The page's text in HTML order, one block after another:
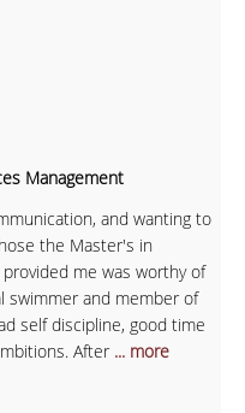
Management
and wanting to
the Master's in
me was worthy of
swimmer and member of
self discipline, good time
After ... more